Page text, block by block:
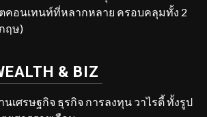
คอนเทนท์ที่หลากหลาย ครอบคลุมทั้ง 2
ฤษ)
& BIZ
เศรษฐกิจ ธุรกิจ การลงทุน วาไรตี้ ทั้งรูป